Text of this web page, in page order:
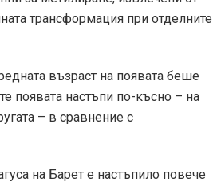
трансформация при отделните
възраст на появата беше
появата настъпи по-късно – на
– в сравнение с
на Барет е настъпило повече